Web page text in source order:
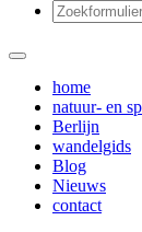
home
natuur- en
Berlijn
wandelgids
Blog
Nieuws
contact